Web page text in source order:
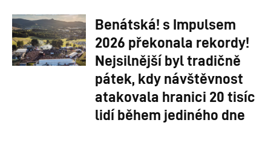
Benátská! s Impulsem
2026 překonala rekordy!
Nejsilnější byl tradičně
pátek, kdy návštěvnost
atakovala hranici 20 tisíc
lidí během jediného dne